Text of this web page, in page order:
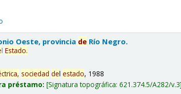
Oeste, provincia de Río Negro.
lEstado.
sociedad delestado, 1988
préstamo: Signatura topográfica:621.374.5/A282/v.3